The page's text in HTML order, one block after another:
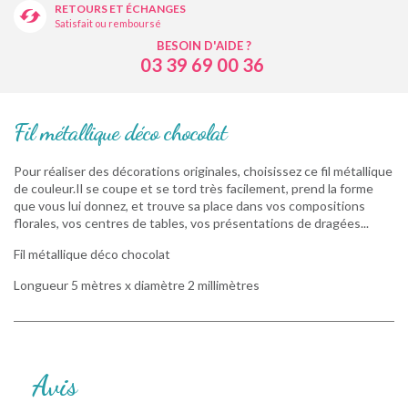
RETOURS ET ÉCHANGES
Satisfait ou remboursé
BESOIN D'AIDE ?
03 39 69 00 36
Fil métallique déco chocolat
Pour réaliser des décorations originales, choisissez ce fil métallique
de couleur.Il se coupe et se tord très facilement, prend la forme
que vous lui donnez, et trouve sa place dans vos compositions
florales, vos centres de tables, vos présentations de dragées...
Fil métallique déco chocolat
Longueur 5 mètres x diamètre 2 millimètres
Avis